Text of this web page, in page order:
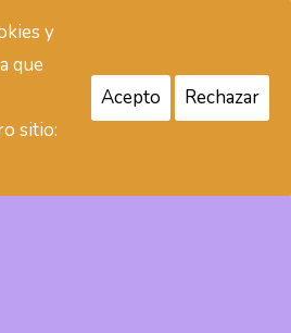
Mar de Especias
y
que
sitio:
Acepto Rechazar